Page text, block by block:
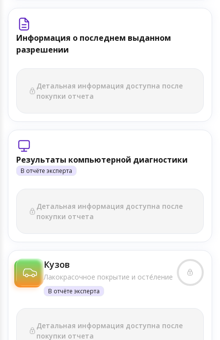
Информация о последнем выданном
разрешении
Детальная информация доступна после
покупки отчета
Результаты компьютерной диагностики
В отчёте эксперта
Детальная информация доступна после
покупки отчета
Кузов
Лакокрасочное покрытие и осте́ление
В отчёте эксперта
Детальная информация доступна после
покупки отчета